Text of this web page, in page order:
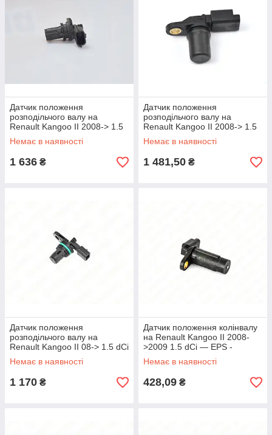
Датчик положення
розподільчого валу на
Renault Kangoo II 2008-> 1.5
dCi - Renault (Оригінал) -
8200963886
Немає в наявності
1 636 ₴
Датчик положення
розподільчого валу на
Renault Kangoo II 2008-> 1.5
dC - Renault (Оригінал) БЕЗ
УПАКОВКИ - 8200033686J
Немає в наявності
1 481,50 ₴
Датчик положення
розподільчого валу на
Renault Kangoo II 08-> 1.5 dCi
— Renault (Оригінал) БЕЗ
УПАКОВКИ - 237310776RJ
Немає в наявності
1 170 ₴
Датчик положення колінвалу
на Renault Kangoo II 2008-
>2009 1.5 dCi — EPS -
1953538
Немає в наявності
428,09 ₴